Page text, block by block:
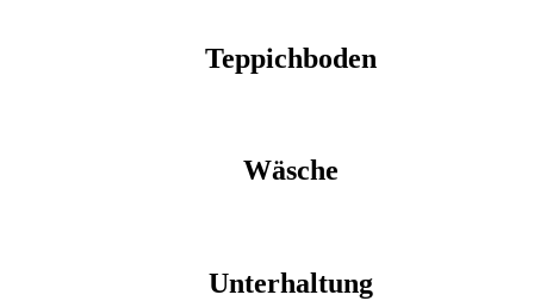
Teppichboden
Wäsche
Unterhaltung